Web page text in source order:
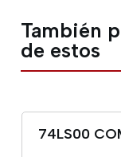
También
de estos
74LS00